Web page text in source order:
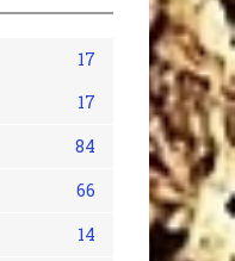
17
17
84
66
14